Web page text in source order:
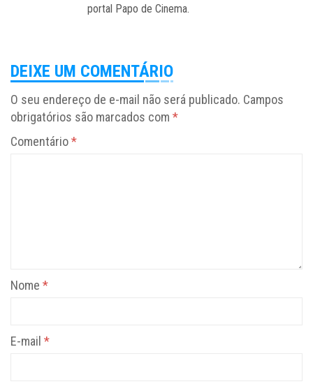
portal Papo de Cinema.
DEIXE UM COMENTÁRIO
O seu endereço de e-mail não será publicado. Campos
obrigatórios são marcados com *
Comentário*
Nome *
E-mail *